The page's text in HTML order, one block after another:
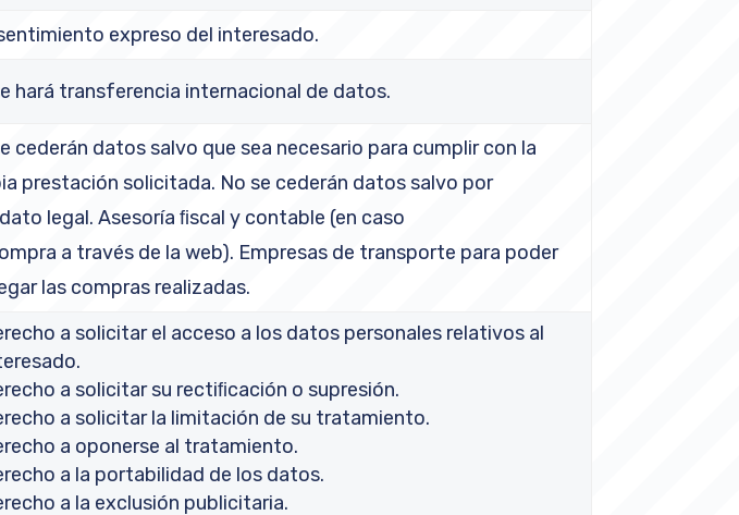
expreso del interesado.
hará transferencia internacional de datos.
cederán datos salvo que sea necesario para cumplir con la
prestación solicitada. No se cederán datos salvo por
legal. Asesoría ﬁscal y contable (en caso
a través de la web). Empresas de transporte para poder
las compras realizadas.
a solicitar el acceso a los datos personales relativos al
a solicitar su rectiﬁcación o supresión.
a solicitar la limitación de su tratamiento.
a oponerse al tratamiento.
a la portabilidad de los datos.
a la exclusión publicitaria.